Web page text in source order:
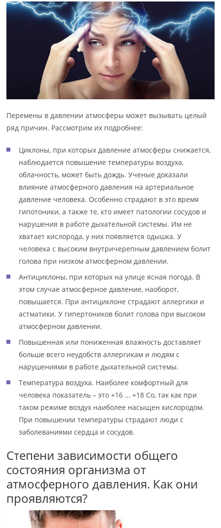
Перемены в давлении атмосферы может вызывать целый
ряд причин. Рассмотрим их подробнее:
Циклоны, при которых давление атмосферы снижается,
наблюдается повышение температуры воздуха,
облачность, может быть дождь. Ученые доказали
влияние атмосферного давления на артериальное
давление человека. Особенно страдают в это время
гипотоники, а также те, кто имеет патологии сосудов и
нарушения в работе дыхательной системы. Им не
хватает кислорода, у них появляется одышка. У
человека с высоким внутричерепным давлением болит
голова при низком атмосферном давлении.
Антициклоны, при которых на улице ясная погода. В
этом случае атмосферное давление, наоборот,
повышается. При антициклоне страдают аллергики и
астматики. У гипертоников болит голова при высоком
атмосферном давлении.
Повышенная или пониженная влажность доставляет
больше всего неудобств аллергикам и людям с
нарушениями в работе дыхательной системы.
Температура воздуха. Наиболее комфортный для
человека показатель – это +16 … +18 Со, так как при
таком режиме воздух наиболее насыщен кислородом.
При повышении температуры страдают люди с
заболеваниями сердца и сосудов.
Степени зависимости общего
состояния организма от
атмосферного давления. Как они
проявляются?